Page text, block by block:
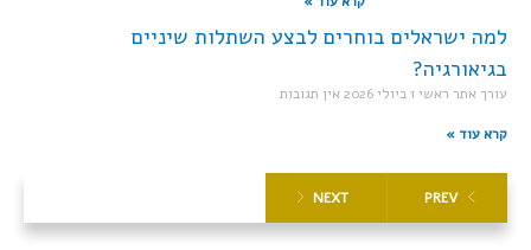
למה ישראלים בוחרים לבצע השתלות שיניים
בגיאורגיה?
עורך אתר ראשי 1 ביולי 2026 אין תגובות
קרא עוד »
PREV
NEXT